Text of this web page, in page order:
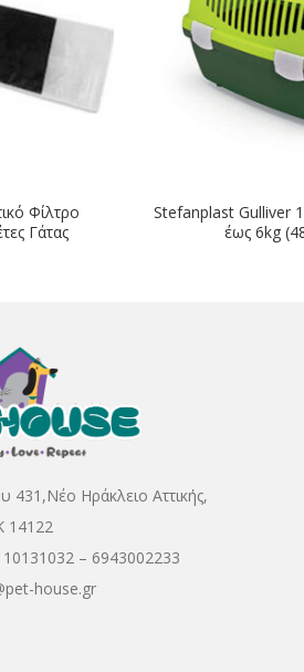
Φίλτρο
Γάτας
Stefanplast Gulliver
έως 6kg
431,Νέο Ηράκλειο Αττικής,
14122
– 6943002233
house.gr